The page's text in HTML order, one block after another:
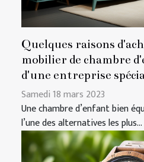
Quelques raisons
mobilier de chambre
d'une entreprise
Samedi 18 mars 2023
Une chambre d’enfant bien
l’une des alternatives les plus...